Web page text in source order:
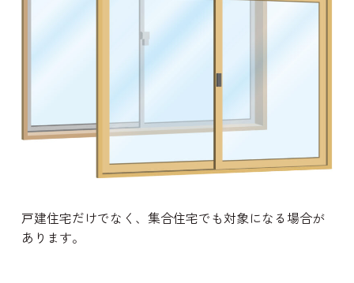
戸建住宅だけでなく、集合住宅でも対象になる場合が
あります。